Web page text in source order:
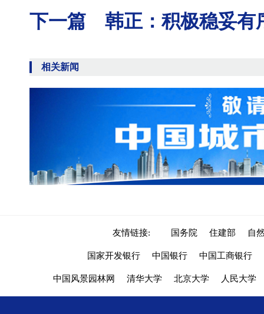
下一篇 韩正：积极稳妥有
相关新闻
友情链接: 国务院 住建部 自
国家开发银行 中国银行 中国工商银行
中国风景园林网 清华大学 北京大学 人民大学